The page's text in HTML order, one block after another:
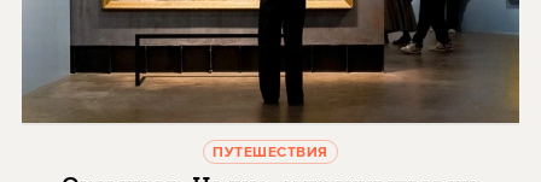
ПУТЕШЕСТВИЯ